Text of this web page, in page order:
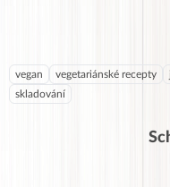
vegan vegetariánské recepty
skladování